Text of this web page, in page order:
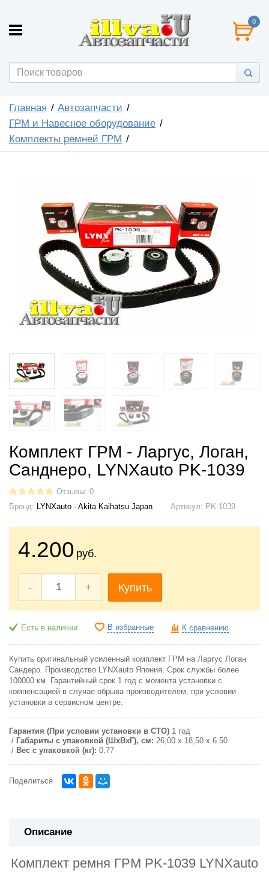
0
Главная
Автозапчасти
ГРМ и Навесное оборудование
Комплекты ремней ГРМ
Комплект ГРМ - Ларгус, Логан,
Санднеро, LYNXauto PK-1039
Отзывы: 0
Бренд: LYNXauto - Akita Kaihatsu Japan Артикул: PK-1039
4.200 руб.
- + Купить
Есть в наличии В избранные К сравнению
Купить оригинальный усиленный комплект ГРМ на Ларгус Логан
Сандеро. Производство LYNXauto Япония. Срок службы более
100000 км. Гарантийный срок 1 год с момента установки с
компенсацией в случае обрыва производителем, при условии
установки в сервисном центре.
Гарантия (При условии установки в СТО) 1 год
Габариты с упаковкой (ШxВxГ), см: 26,00 x 18,50 x 6.50
Вес с упаковкой (кг): 0,77
Поделиться
Описание
Комплект ремня ГРМ PK-1039 LYNXauto